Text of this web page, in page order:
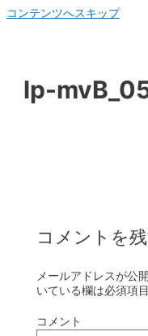
コンテンツへスキップ
lp-
コメントを
メールアドレスが公
いている欄は必須項
コメント